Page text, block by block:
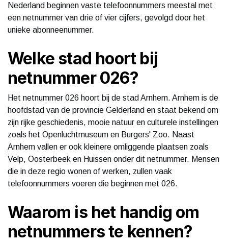
Nederland beginnen vaste telefoonnummers meestal met
een netnummer van drie of vier cijfers, gevolgd door het
unieke abonneenummer.
Welke stad hoort bij
netnummer 026?
Het netnummer 026 hoort bij de stad Arnhem. Arnhem is de
hoofdstad van de provincie Gelderland en staat bekend om
zijn rijke geschiedenis, mooie natuur en culturele instellingen
zoals het Openluchtmuseum en Burgers' Zoo. Naast
Arnhem vallen er ook kleinere omliggende plaatsen zoals
Velp, Oosterbeek en Huissen onder dit netnummer. Mensen
die in deze regio wonen of werken, zullen vaak
telefoonnummers voeren die beginnen met 026.
Waarom is het handig om
netnummers te kennen?